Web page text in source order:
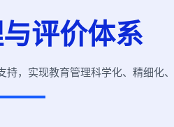
评价体系
持，实现教育管理科学化、精细化